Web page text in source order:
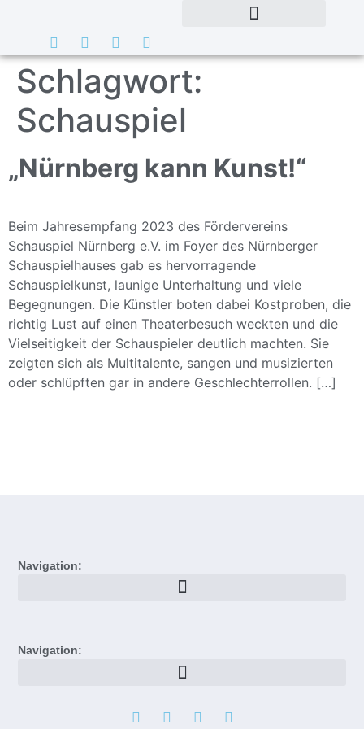
Schlagwort:
Schauspiel
„Nürnberg kann Kunst!“
Beim Jahresempfang 2023 des Fördervereins
Schauspiel Nürnberg e.V. im Foyer des Nürnberger
Schauspielhauses gab es hervorragende
Schauspielkunst, launige Unterhaltung und viele
Begegnungen. Die Künstler boten dabei Kostproben, die
richtig Lust auf einen Theaterbesuch weckten und die
Vielseitigkeit der Schauspieler deutlich machten. Sie
zeigten sich als Multitalente, sangen und musizierten
oder schlüpften gar in andere Geschlechterrollen. […]
Navigation:
Navigation: